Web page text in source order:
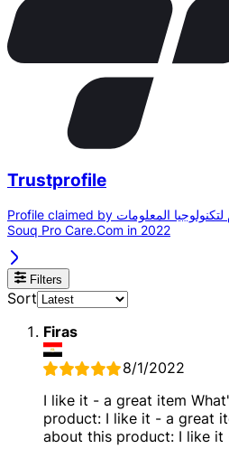
Trustprofile
Profile claimed by شركة سوق برو كار دوت كوم لتكنولوجيا المعلومات
Souq Pro Care.Com in 2022
Filters
Sort
Firas
8/1/2022
I like it - a great item
product: I like it - a great
about this product: I like it